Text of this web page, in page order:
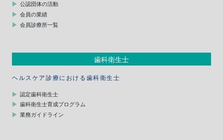
公認団体の活動
会員の業績
会員診療所一覧
歯科衛生士
ヘルスケア診療における歯科衛生士
認定歯科衛生士
歯科衛生士育成プログラム
業務ガイドライン